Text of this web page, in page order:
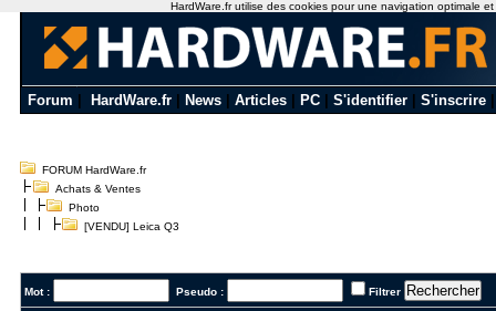
Forum HardWare.fr News Articles PC S'identifier S'inscrire
FORUM HardWare.fr
Achats & Ventes
Photo
[VENDU] Leica Q3
Mot : Pseudo : Filtrer
HardWare.fr utilise des cookies pour une navigation optimale